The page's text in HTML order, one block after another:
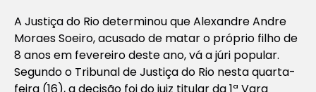
A Justiça do Rio determinou que Alexandre Andre
Moraes Soeiro, acusado de matar o próprio filho de
8 anos em fevereiro deste ano, vá a júri popular.
Segundo o Tribunal de Justiça do Rio nesta quarta-
feira (16), a decisão foi do juiz titular da 1ª Vara